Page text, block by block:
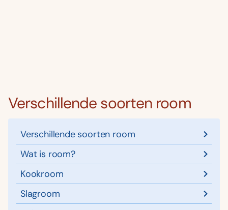
Verschillende soorten room
Verschillende soorten room
Wat is room?
Kookroom
Slagroom